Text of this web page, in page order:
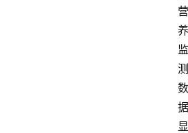
营
养
监
测
数
据
显